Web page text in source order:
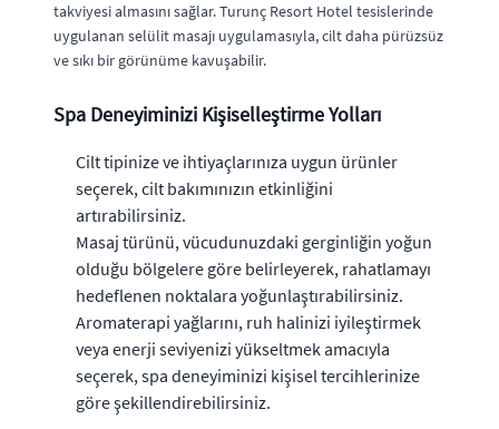
takviyesi almasını sağlar. Turunç Resort Hotel tesislerinde
uygulanan selülit masajı uygulamasıyla, cilt daha pürüzsüz
ve sıkı bir görünüme kavuşabilir.
Spa Deneyiminizi Kişiselleştirme Yolları
Cilt tipinize ve ihtiyaçlarınıza uygun ürünler
seçerek, cilt bakımınızın etkinliğini
artırabilirsiniz.
Masaj türünü, vücudunuzdaki gerginliğin yoğun
olduğu bölgelere göre belirleyerek, rahatlamayı
hedeflenen noktalara yoğunlaştırabilirsiniz.
Aromaterapi yağlarını, ruh halinizi iyileştirmek
veya enerji seviyenizi yükseltmek amacıyla
seçerek, spa deneyiminizi kişisel tercihlerinize
göre şekillendirebilirsiniz.